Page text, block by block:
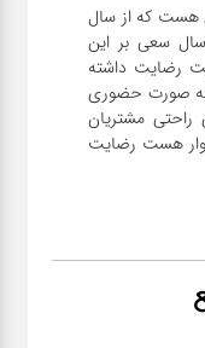
هست که از سال
سال سعی بر این
رضایت داشته
به صورت حضوری
مشتریان
هست رضایت